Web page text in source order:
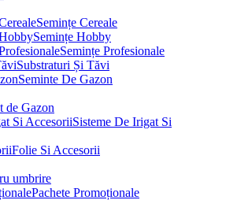
Semințe Cereale
Semințe Hobby
Semințe Profesionale
Substraturi Și Tăvi
Seminte De Gazon
de Gazon
Sisteme De Irigat Si
Folie Si Accesorii
umbrire
Pachete Promoționale